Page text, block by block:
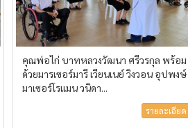
คุณพ่อไก่ บาทหลวงวัฒนา ศรีวรกุล พร้อม
ด้วยมารเซอร์มารี เวียนเนย์ วิงวอน อุปพงษ์
มาเซอร์โรแมน วนิดา...
รายละเอียด